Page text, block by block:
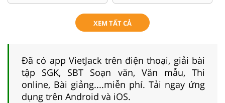
XEM TẤT CẢ
Đã có app VietJack trên điện thoại, giải bài
tập SGK, SBT Soạn văn, Văn mẫu, Thi
online, Bài giảng....miễn phí. Tải ngay ứng
dụng trên Android và iOS.